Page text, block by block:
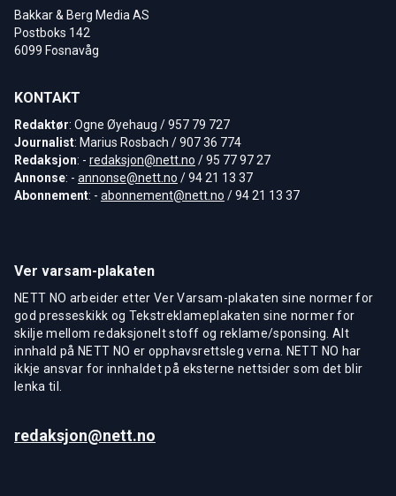
Bakkar & Berg Media AS
Postboks 142
6099 Fosnavåg
KONTAKT
Redaktør: Ogne Øyehaug / 957 79 727
Journalist: Marius Rosbach / 907 36 774
Redaksjon: - redaksjon@nett.no / 95 77 97 27
Annonse: - annonse@nett.no / 94 21 13 37
Abonnement: - abonnement@nett.no / 94 21 13 37
Ver varsam-plakaten
NETT NO arbeider etter Ver Varsam-plakaten sine normer for
god presseskikk og Tekstreklameplakaten sine normer for
skilje mellom redaksjonelt stoff og reklame/sponsing. Alt
innhald på NETT NO er opphavsrettsleg verna. NETT NO har
ikkje ansvar for innhaldet på eksterne nettsider som det blir
lenka til.
redaksjon@nett.no